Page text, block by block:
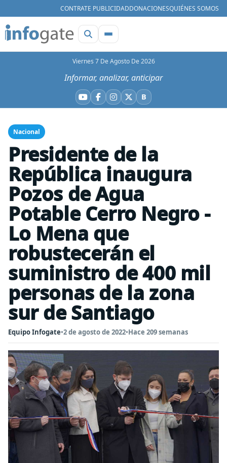
CONTRATE PUBLICIDADDONACIONESQUIÉNES SOMOS
Viernes 7 De Agosto De 2026
Informar, analizar, anticipar
YouTube
Facebook
Instagram
X BBluesky
Nacional
Presidente de la
República inaugura
Pozos de Agua
Potable Cerro Negro -
Lo Mena que
robustecerán el
suministro de 400 mil
personas de la zona
sur de Santiago
Equipo Infogate•2 de agosto de 2022•Hace 209 semanas